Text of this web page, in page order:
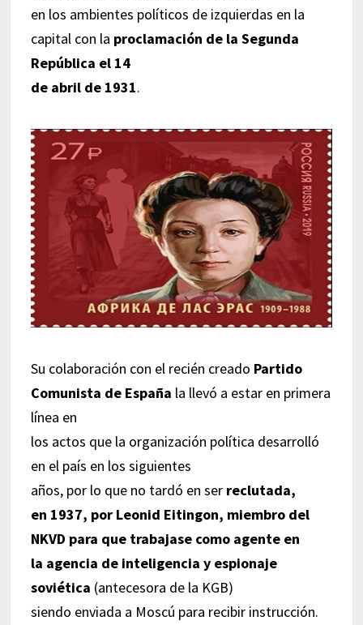
en los ambientes políticos de izquierdas en la
capital con la proclamación de la Segunda
República el 14
de abril de 1931.
Su colaboración con el recién creado Partido
Comunista de España la llevó a estar en primera
línea en
los actos que la organización política desarrolló
en el país en los siguientes
años, por lo que no tardó en ser reclutada,
en 1937, por Leonid Eitingon, miembro del
NKVD para que trabajase como agente en
la agencia de inteligencia y espionaje
soviética (antecesora de la KGB)
siendo enviada a Moscú para recibir instrucción.